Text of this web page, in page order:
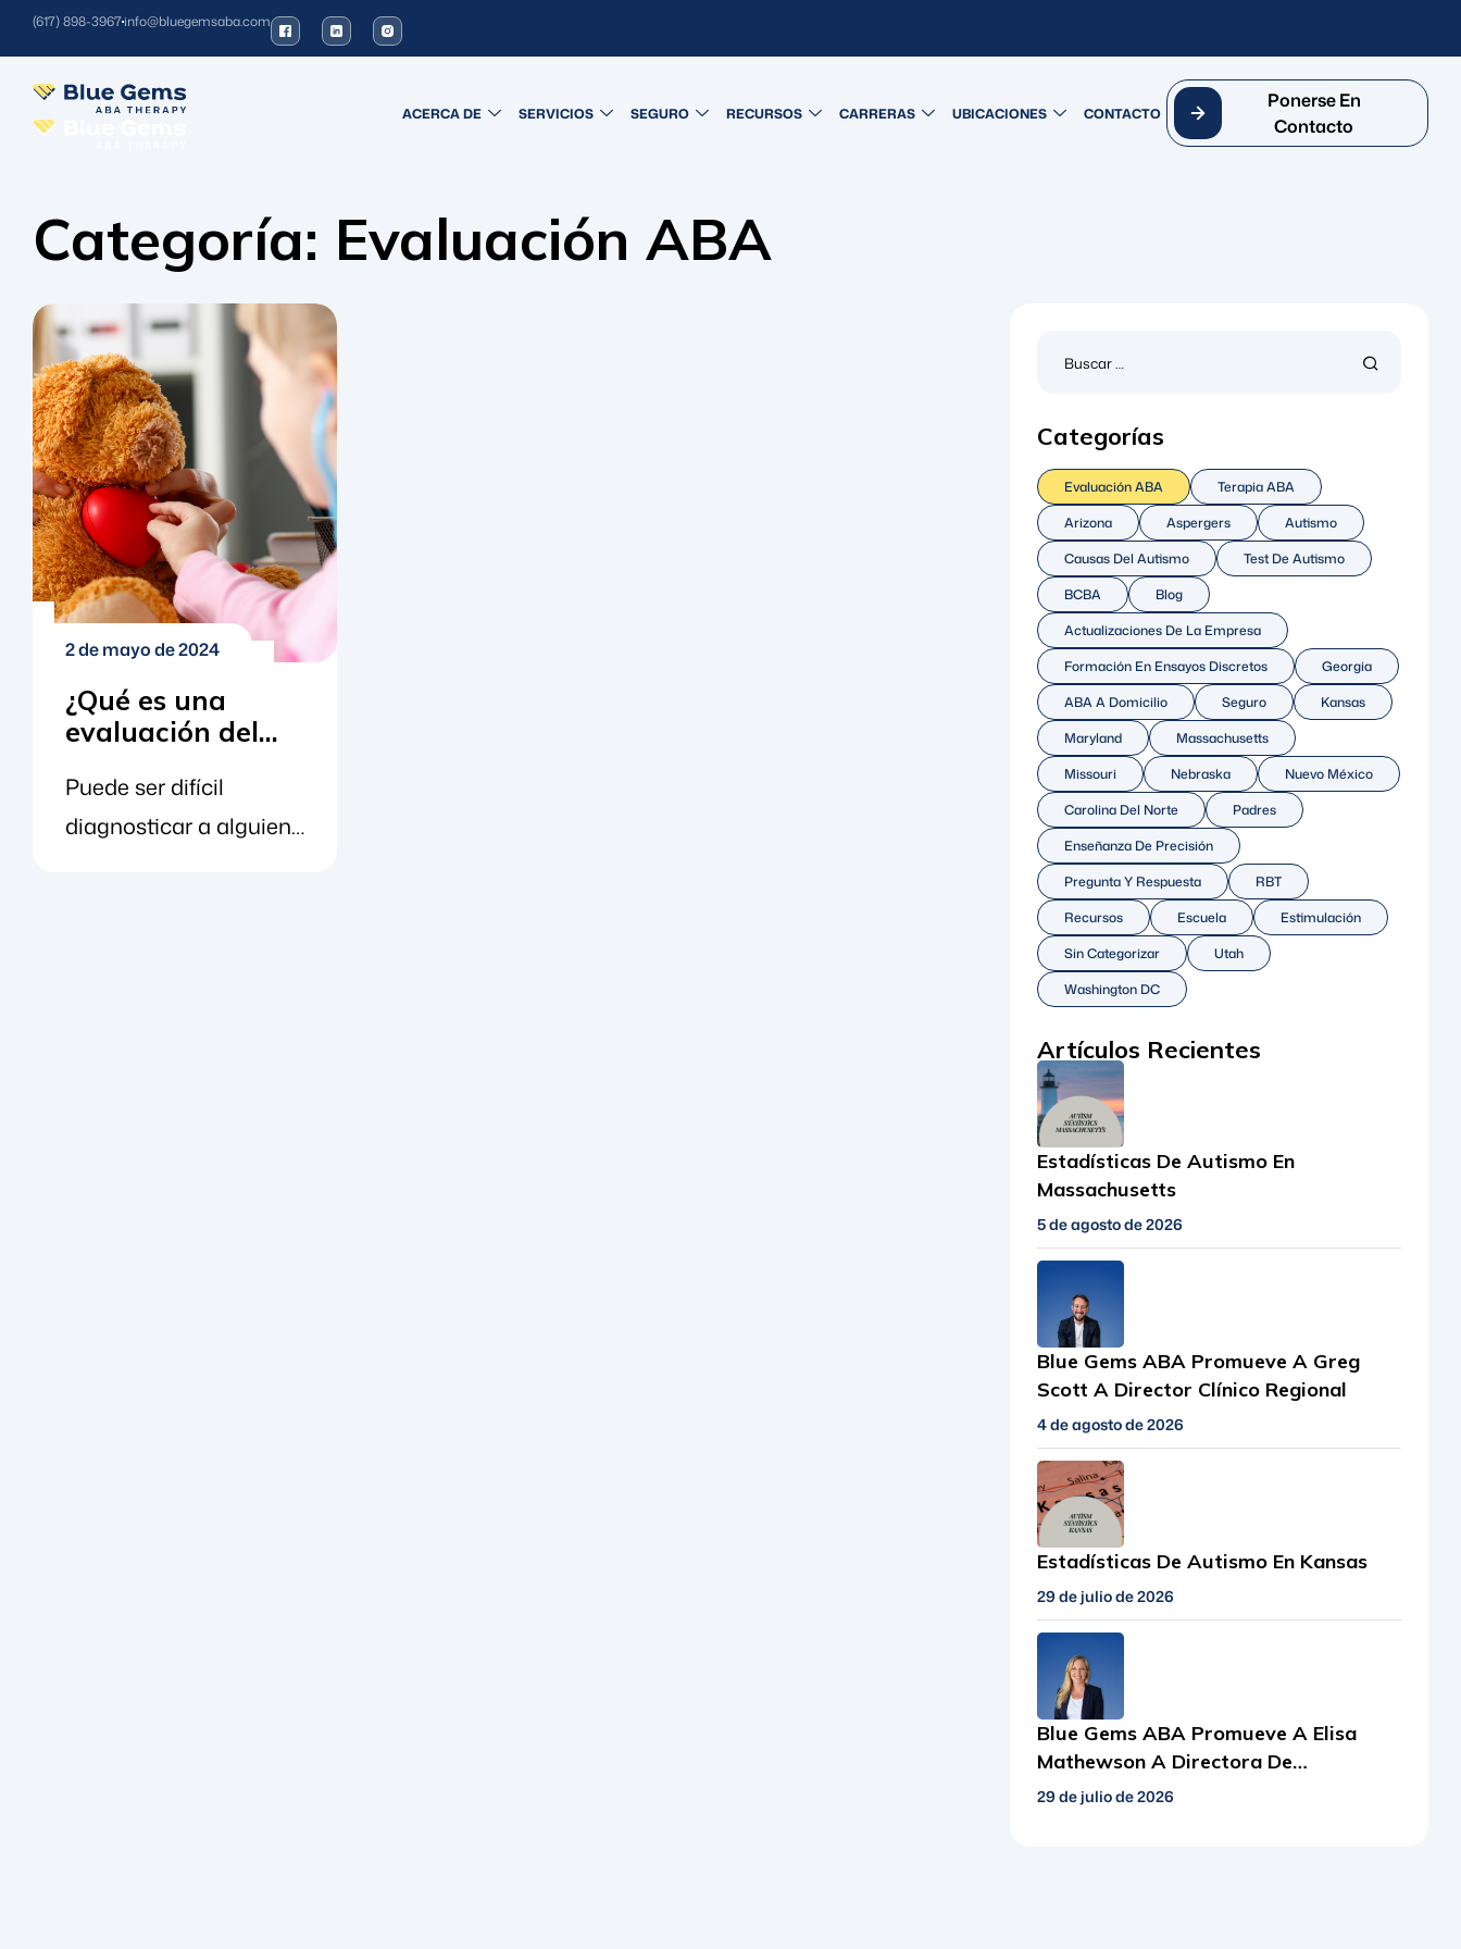
(617) 898-3967info@bluegemsaba.com
ACERCA DE SERVICIOS SEGURO RECURSOS CARRERAS UBICACIONES CONTACTO
Ponerse En
Contacto
Categoría: Evaluación ABA
2 de mayo de 2024
¿Qué es una
evaluación del
Puede ser difícil
diagnosticar a alguien
Categorías
Evaluación ABA
Terapia ABA
Arizona
Aspergers
Autismo
Causas Del Autismo
Test De Autismo
BCBA
Blog
Actualizaciones De La Empresa
Formación En Ensayos Discretos
Georgia
ABA A Domicilio
Seguro
Kansas
Maryland
Massachusetts
Missouri
Nebraska
Nuevo México
Carolina Del Norte
Padres
Enseñanza De Precisión
Pregunta Y Respuesta
RBT
Recursos
Escuela
Estimulación
Sin Categorizar
Utah
Washington DC
Artículos Recientes
5 de agosto de 2026
Estadísticas De Autismo En
Massachusetts
4 de agosto de 2026
Blue Gems ABA Promueve A Greg
Scott A Director Clínico Regional
29 de julio de 2026
Estadísticas De Autismo En Kansas
29 de julio de 2026
Blue Gems ABA Promueve A Elisa
Mathewson A Directora De
Cumplimiento